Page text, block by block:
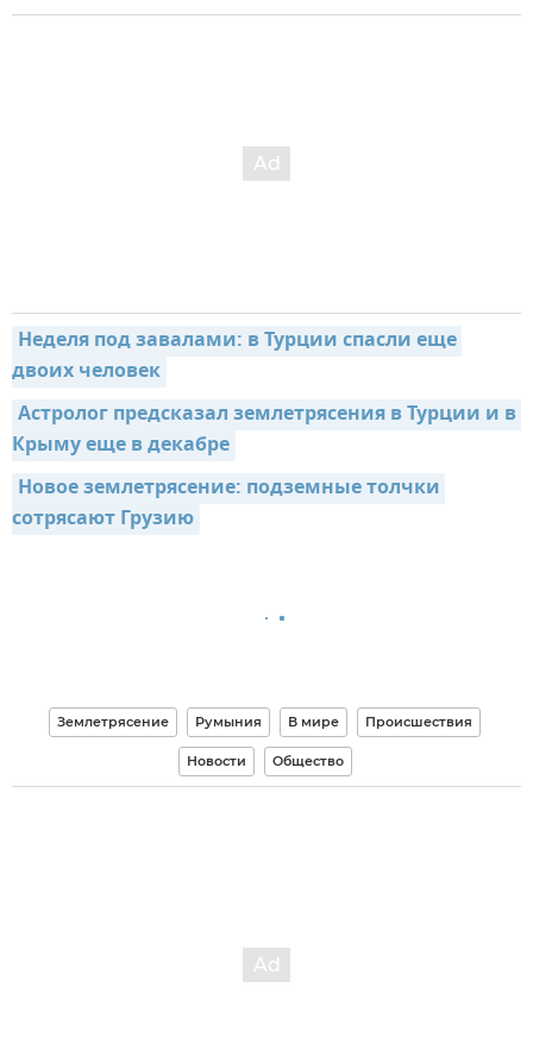
Неделя под завалами: в Турции спасли еще
двоих человек
Астролог предсказал землетрясения в Турции и в
Крыму еще в декабре
Новое землетрясение: подземные толчки
сотрясают Грузию
Землетрясение Румыния В мире Происшествия
Новости Общество